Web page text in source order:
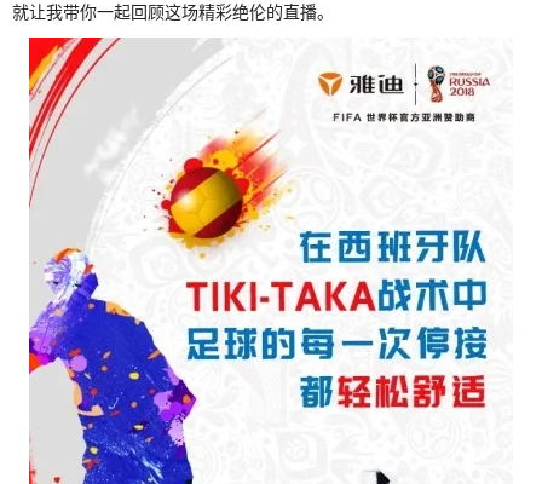
就让我带你一起回顾这场精彩绝伦的直播。